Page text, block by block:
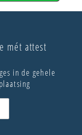
mét attest
in de gehele